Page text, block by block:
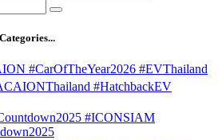
#CarOfTheYear2026 #EVThailand
#HatchbackEV
#ICONSIAM